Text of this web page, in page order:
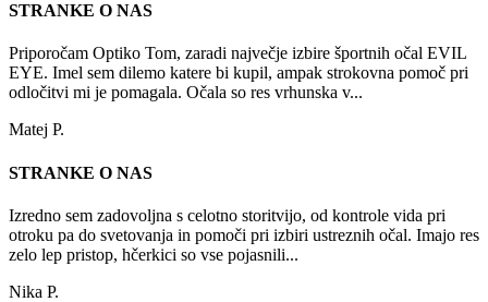
STRANKE O NAS
Priporočam Optiko Tom, zaradi največje izbire športnih očal EVIL
EYE. Imel sem dilemo katere bi kupil, ampak strokovna pomoč pri
odločitvi mi je pomagala. Očala so res vrhunska v...
Matej P.
STRANKE O NAS
Izredno sem zadovoljna s celotno storitvijo, od kontrole vida pri
otroku pa do svetovanja in pomoči pri izbiri ustreznih očal. Imajo res
zelo lep pristop, hčerkici so vse pojasnili...
Nika P.